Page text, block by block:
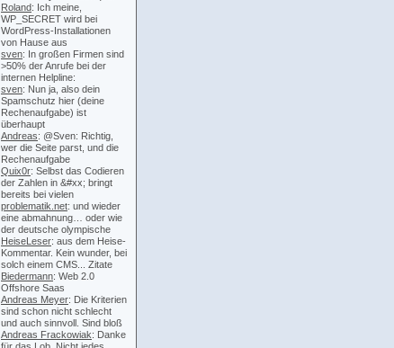
Roland: Ich meine,
WP_SECRET wird bei
WordPress-Installationen
von Hause aus
sven: In großen Firmen sind
>50% der Anrufe bei der
internen Helpline:
sven: Nun ja, also dein
Spamschutz hier (deine
Rechenaufgabe) ist
überhaupt
Andreas: @Sven: Richtig,
wer die Seite parst, und die
Rechenaufgabe
Quix0r: Selbst das Codieren
der Zahlen in &#xx; bringt
bereits bei vielen
problematik.net: und wieder
eine abmahnung… oder wie
der deutsche olympische
HeiseLeser: aus dem Heise-
Kommentar. Kein wunder, bei
solch einem CMS... Zitate
Biedermann: Web 2.0
Offshore Saas
Andreas Meyer: Die Kriterien
sind schon nicht schlecht
und auch sinnvoll. Sind bloß
Andreas Frackowiak: Danke